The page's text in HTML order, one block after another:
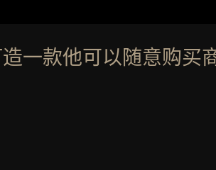
一款他可以随意购买